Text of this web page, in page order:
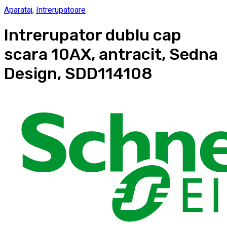
Aparataj, Intrerupatoare
Intrerupator dublu cap
scara 10AX, antracit, Sedna
Design, SDD114108